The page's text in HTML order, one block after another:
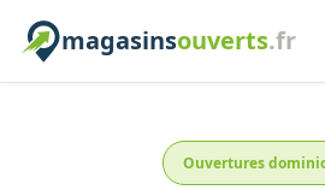
magasinsouverts.fr
Ouvertures